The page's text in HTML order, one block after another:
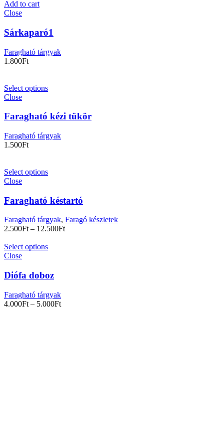
Add to cart
Close
Sárkaparó1
Faragható tárgyak
1.800Ft
Select options
Close
Faragható kézi tükör
Faragható tárgyak
1.500Ft
Select options
Close
Faragható késtartó
Faragható tárgyak, Faragó készletek
2.500Ft – 12.500Ft
Select options
Close
Diófa doboz
Faragható tárgyak
4.000Ft – 5.000Ft